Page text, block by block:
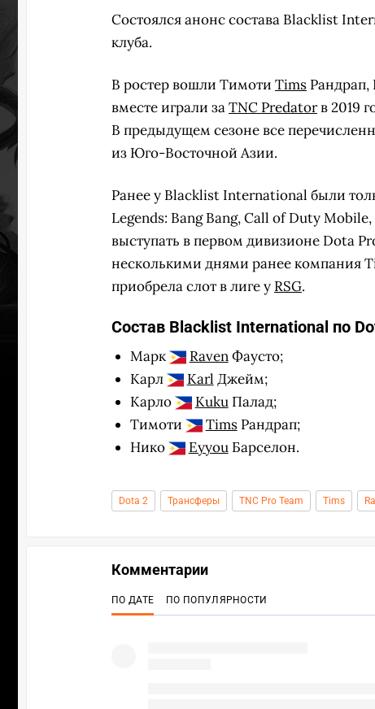
Состоялся анонс состава Blacklist
клуба.
В ростер вошли Тимоти Tims Рандрап,
вместе играли заTNC Predatorв 2019
В предыдущем сезоне все
из Юго-Восточной Азии.
Ранее у Blacklist International были
Legends: Bang Bang, Call of Duty
выступать в первом дивизионе Dota
несколькими днями ранее компания
приобрела слот в лиге у RSG.
Состав Blacklist International по
Марк RavenФаусто;
Карл
Karl Джейм;
Карло
KukuПалад;
Тимоти
TimsРандрап;
Нико
EyyouБарселон.
Dota 2 Трансферы TNC Pro Team Tims
Комментарии
ПО ДАТЕ ПО ПОПУЛЯРНОСТИ